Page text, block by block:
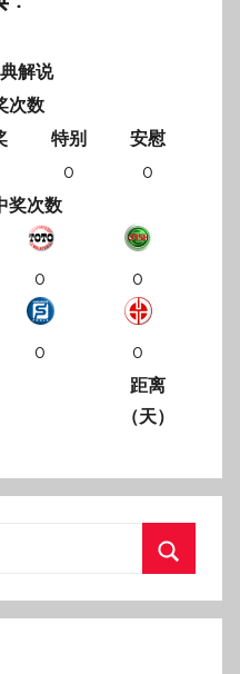
解说
次数
特别
安慰
0
0
奖次数
0 0
0
0
距离
（天）